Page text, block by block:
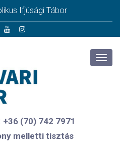
Ifjúsági Tábor
+36 (70) 742 7971
melletti tisztás